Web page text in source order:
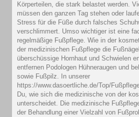
Körperteilen, die stark belastet werden.
müssen den ganzen Tag stehen oder
Stress für die Füße durch falsches
verschlimmert. Umso wichtiger ist eine
regelmäßige Fußpflege. Wie in der
der medizinischen Fußpflege die
überschüssige Hornhaut und Schwielen
entfernen Podologen Hühneraugen und
sowie Fußpilz. In unserer
https://www.dasoertliche.de/Top/
Du, wie sich die medizinische von der
unterscheidet. Die medizinische
der Behandlung einer Vielzahl von